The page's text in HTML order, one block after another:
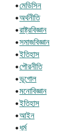
•মেডিসিন
•অর্থনীতি
•রাষ্ট্রবিজ্ঞান
•সমাজবিজ্ঞান
•ইতিহাস
•পৌরনীতি
•ভূগোল
•মনোবিজ্ঞান
•ইতিহাস
•আইন
•ধর্ম